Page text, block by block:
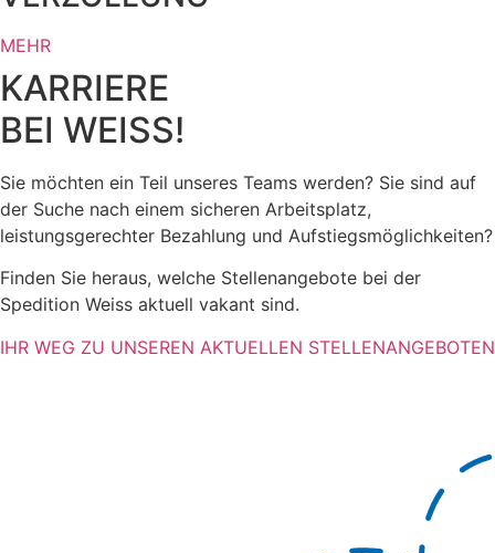
MEHR
KARRIERE
BEI WEISS!
Sie möchten ein Teil unseres Teams werden? Sie sind auf
der Suche nach einem sicheren Arbeitsplatz,
leistungsgerechter Bezahlung und Aufstiegsmöglichkeiten?
Finden Sie heraus, welche Stellenangebote bei der
Spedition Weiss aktuell vakant sind.
IHR WEG ZU UNSEREN AKTUELLEN STELLENANGEBOTEN